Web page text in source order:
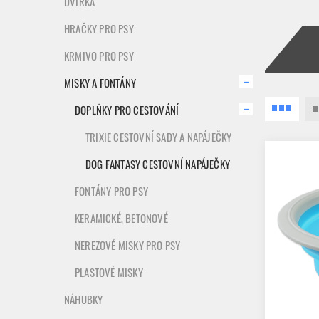
HRAČKY PRO PSY
KRMIVO PRO PSY
MISKY A FONTÁNY
DOPLŇKY PRO CESTOVÁNÍ
TRIXIE CESTOVNÍ SADY A NAPÁJEČKY
DOG FANTASY CESTOVNÍ NAPÁJEČKY
FONTÁNY PRO PSY
KERAMICKÉ, BETONOVÉ
NEREZOVÉ MISKY PRO PSY
PLASTOVÉ MISKY
NÁHUBKY